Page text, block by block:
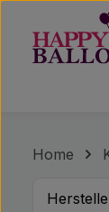
Hauptinhalt
Zur Suche
Zur
Home